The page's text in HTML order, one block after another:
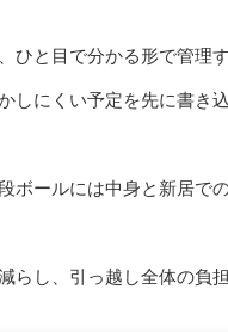
と目で分かる形で管理
しにくい予定を先に書き
ールには中身と新居で
し、引っ越し全体の負